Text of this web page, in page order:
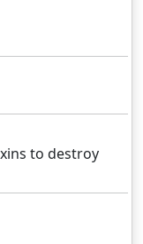
to destroy